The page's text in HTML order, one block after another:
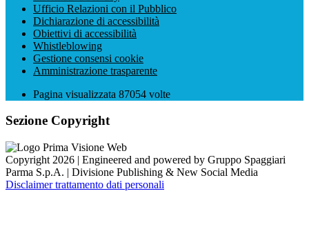
Ufficio Relazioni con il Pubblico
Dichiarazione di accessibilità
Obiettivi di accessibilità
Whistleblowing
Gestione consensi cookie
Amministrazione trasparente
Pagina visualizzata 87054 volte
Sezione Copyright
Copyright 2026 | Engineered and powered by Gruppo Spaggiari
Parma S.p.A. | Divisione Publishing & New Social Media
Disclaimer trattamento dati personali